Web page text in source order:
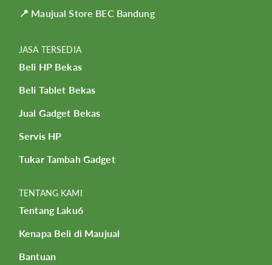
📍 Maujual Store BEC Bandung
JASA TERSEDIA
Beli HP Bekas
Beli Tablet Bekas
Jual Gadget Bekas
Servis HP
Tukar Tambah Gadget
TENTANG KAMI
Tentang Laku6
Kenapa Beli di Maujual
Bantuan